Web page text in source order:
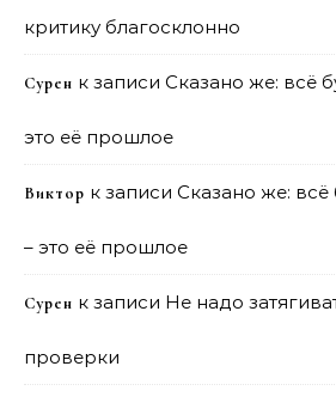
критику благосклонно
Сурен к записи Сказано же: всё
это её прошлое
Виктор к записи Сказано же: всё
– это её прошлое
Сурен к записи Не надо
проверки